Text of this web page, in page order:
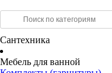
Сантехника
Мебель для ванной